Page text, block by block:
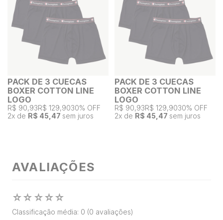
PACK DE 3 CUECAS
BOXER COTTON LINE
LOGO
R$ 90,93R$ 129,9030% OFF
2x de R$ 45,47 sem juros
PACK DE 3 CUECAS
BOXER COTTON LINE
LOGO
R$ 90,93R$ 129,9030% OFF
2x de R$ 45,47 sem juros
AVALIAÇÕES
☆☆ ☆☆☆
Classificação média: 0 (0 avaliações)